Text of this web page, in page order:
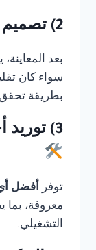
2) تصميم نظام الإنذار المناسب
بعد
سواء كان
بطريقة
3) توريد أجهزة إنذار الحريق الأصلية
توفر أفضل
معروفة، بما
التشغيلي.